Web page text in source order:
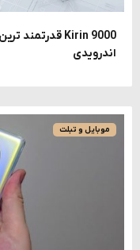
اندرویدی
موبایل و تبلت